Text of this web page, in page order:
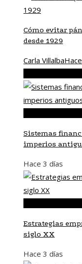
Cómo evitar
desde 1929
Carla Villalba
Sistemas
imperios
Hace 3 días
Estrategias
siglo XX
Hace 3 días